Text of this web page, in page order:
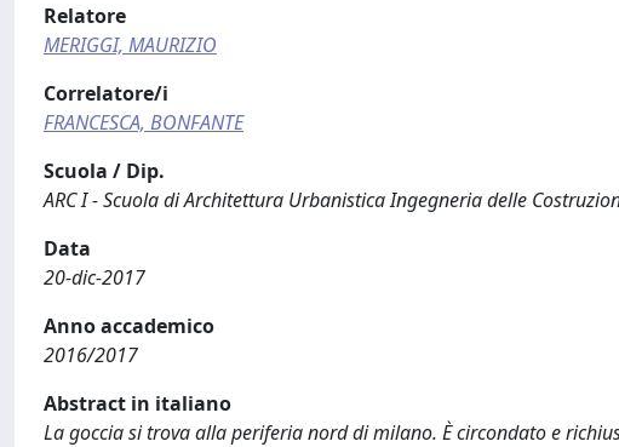
Relatore
MERIGGI, MAURIZIO
Correlatore/i
FRANCESCA, BONFANTE
Scuola / Dip.
ARC I - Scuola di Architettura Urbanistica Ingegneria delle
Data
20-dic-2017
Anno accademico
2016/2017
Abstract in italiano
La goccia si trova alla periferia nord di milano. È circondato e